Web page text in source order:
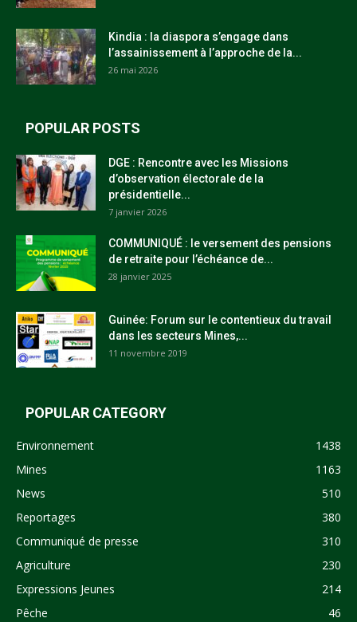
Kindia : la diaspora s’engage dans
l’assainissement à l’approche de la...
26 mai 2026
POPULAR POSTS
DGE : Rencontre avec les Missions
d’observation électorale de la
présidentielle...
7 janvier 2026
COMMUNIQUÉ : le versement des pensions
de retraite pour l’échéance de...
28 janvier 2025
Guinée: Forum sur le contentieux du travail
dans les secteurs Mines,...
11 novembre 2019
POPULAR CATEGORY
Environnement
1438
Mines
1163
News
510
Reportages
380
Communiqué de presse
310
Agriculture
230
Expressions Jeunes
214
Pêche
46